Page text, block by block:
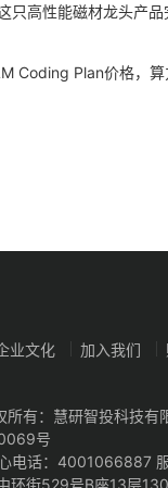
只高性能磁材龙头产
Coding Plan价格，
业文化 加入我们
所有：慧研智投科技有
号
电话：4001066887
环街529号B座13层